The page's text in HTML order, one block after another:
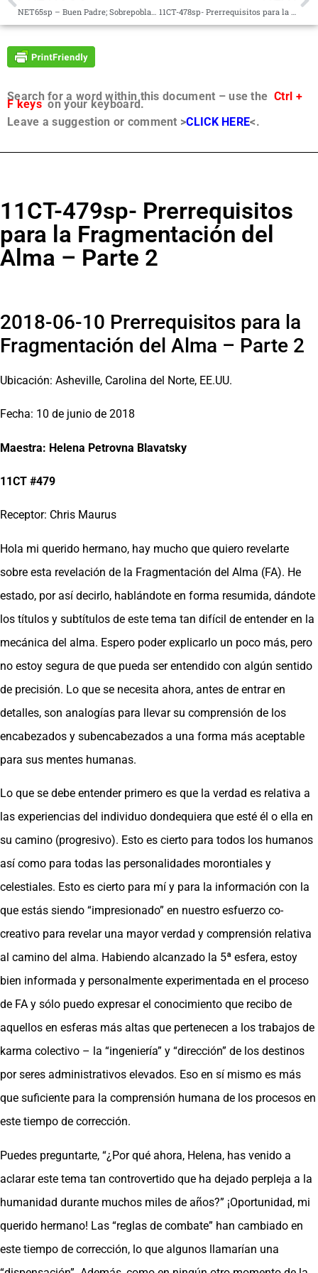
NET65sp – Buen Padre; Sobrepoblación; Nueva Energía 11CT-478sp- Prerrequisitos para la Fragmentación del Alma – Parte 1
Search for a word within this document – use the Ctrl +
F keyson your keyboard.
Leave a suggestion or comment >CLICK HERE<.
11CT-479sp- Prerrequisitos
para la Fragmentación del
Alma – Parte 2
2018-06-10 Prerrequisitos para la
Fragmentación del Alma – Parte 2
Ubicación: Asheville, Carolina del Norte, EE.UU.
Fecha: 10 de junio de 2018
Maestra: Helena Petrovna Blavatsky
11CT #479
Receptor: Chris Maurus
Hola mi querido hermano, hay mucho que quiero revelarte
sobre esta revelación de la Fragmentación del Alma (FA). He
estado, por así decirlo, hablándote en forma resumida, dándote
los títulos y subtítulos de este tema tan difícil de entender en la
mecánica del alma. Espero poder explicarlo un poco más, pero
no estoy segura de que pueda ser entendido con algún sentido
de precisión. Lo que se necesita ahora, antes de entrar en
detalles, son analogías para llevar su comprensión de los
encabezados y subencabezados a una forma más aceptable
para sus mentes humanas.
Lo que se debe entender primero es que la verdad es relativa a
las experiencias del individuo dondequiera que esté él o ella en
su camino (progresivo). Esto es cierto para todos los humanos
así como para todas las personalidades morontiales y
celestiales. Esto es cierto para mí y para la información con la
que estás siendo “impresionado” en nuestro esfuerzo co-
creativo para revelar una mayor verdad y comprensión relativa
al camino del alma. Habiendo alcanzado la 5ª esfera, estoy
bien informada y personalmente experimentada en el proceso
de FA y sólo puedo expresar el conocimiento que recibo de
aquellos en esferas más altas que pertenecen a los trabajos de
karma colectivo – la “ingeniería” y “dirección” de los destinos
por seres administrativos elevados. Eso en sí mismo es más
que suficiente para la comprensión humana de los procesos en
este tiempo de corrección.
Puedes preguntarte, “¿Por qué ahora, Helena, has venido a
aclarar este tema tan controvertido que ha dejado perpleja a la
humanidad durante muchos miles de años?” ¡Oportunidad, mi
querido hermano! Las “reglas de combate” han cambiado en
este tiempo de corrección, lo que algunos llamarían una